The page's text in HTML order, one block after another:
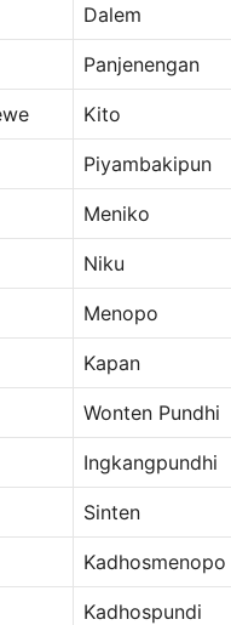
Dalem
Panjenengan
Kito
Piyambakipun
Meniko
Niku
Menopo
Kapan
Wonten Pundhi
Ingkangpundhi
Sinten
Kadhosmenopo
Kadhospundi